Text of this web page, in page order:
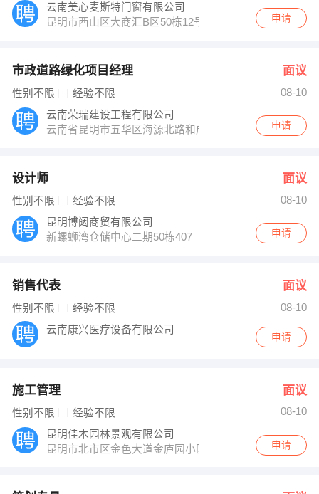
云南美心麦斯特门窗有限公司
昆明市西山区大商汇B区50栋12号
申请
市政道路绿化项目经理 面议
性别不限 经验不限
08-10
云南荣瑞建设工程有限公司
云南省昆明市五华区海源北路和成国际A座15楼
申请
设计师 面议
性别不限 经验不限
08-10
昆明博闼商贸有限公司
新螺蛳湾仓储中心二期50栋407
申请
销售代表 面议
性别不限 经验不限
08-10
云南康兴医疗设备有限公司
申请
施工管理 面议
性别不限 经验不限
08-10
昆明佳木园林景观有限公司
昆明市北市区金色大道金庐园小区7-2-202
申请